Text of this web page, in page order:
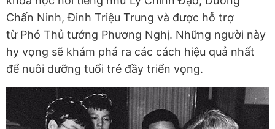
Chấn Ninh, Đinh Triệu Trung và được hỗ trợ
từ Phó Thủ tướng Phương Nghị. Những người này
hy vọng sẽ khám phá ra các cách hiệu quả nhất
để nuôi dưỡng tuổi trẻ đầy triển vọng.